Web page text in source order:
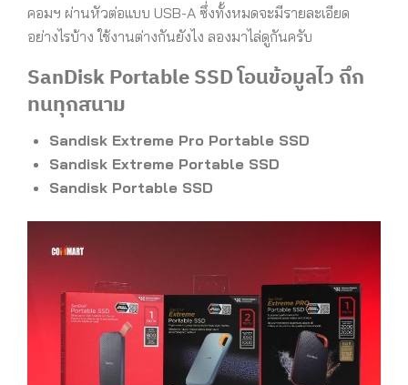
คอมฯ ผ่านหัวต่อแบบ USB-A ซึ่งทั้งหมดจะมีรายละเอียด
อย่างไรบ้าง ใช้งานต่างกันยังไง ลองมาไล่ดูกันครับ
SanDisk Portable SSD โอนข้อมูลไว ถึก
ทนทุกสนาม
Sandisk Extreme Pro Portable SSD
Sandisk Extreme Portable SSD
Sandisk Portable SSD